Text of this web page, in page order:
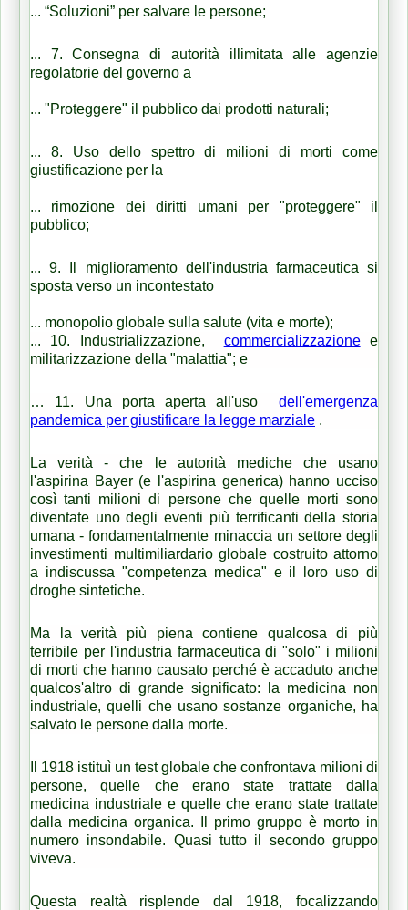
... “Soluzioni” per salvare le persone;
... 7. Consegna di autorità illimitata alle agenzie
regolatorie del governo a
... "Proteggere" il pubblico dai prodotti naturali;
... 8. Uso dello spettro di milioni di morti come
giustificazione per la
... rimozione dei diritti umani per "proteggere" il
pubblico;
... 9. Il miglioramento dell'industria farmaceutica si
sposta verso un incontestato
... monopolio globale sulla salute (vita e morte);
... 10. Industrializzazione, commercializzazionee
militarizzazione della "malattia"; e
… 11. Una porta aperta all'uso dell'emergenza
pandemica per giustificare la legge marziale .
La verità - che le autorità mediche che usano
l'aspirina Bayer (e l'aspirina generica) hanno ucciso
così tanti milioni di persone che quelle morti sono
diventate uno degli eventi più terrificanti della storia
umana - fondamentalmente minaccia un settore degli
investimenti multimiliardario globale costruito attorno
a indiscussa "competenza medica" e il loro uso di
droghe sintetiche.
Ma la verità più piena contiene qualcosa di più
terribile per l'industria farmaceutica di "solo" i milioni
di morti che hanno causato perché è accaduto anche
qualcos'altro di grande significato: la medicina non
industriale, quelli che usano sostanze organiche, ha
salvato le persone dalla morte.
Il 1918 istituì un test globale che confrontava milioni di
persone, quelle che erano state trattate dalla
medicina industriale e quelle che erano state trattate
dalla medicina organica.
Il primo gruppo è morto in
numero insondabile. Quasi tutto il secondo gruppo
viveva.
Questa realtà risplende dal 1918, focalizzando